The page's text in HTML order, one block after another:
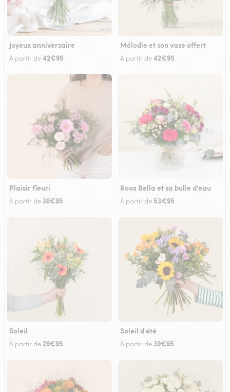
Joyeux anniversaire
À partir de42€95
Mélodie et son vase offert
À partir de42€95
Plaisir fleuri
À partir de 36€95
Rosa Bella et sa bulle d'eau
À partir de 53€95
Soleil
À partir de29€95
Soleil d'été
À partir de 39€95